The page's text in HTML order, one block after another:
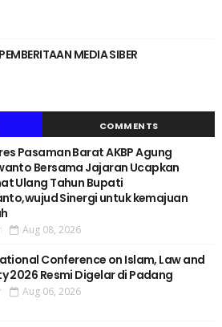
MEDIA SIBER
COMMENTS
Pasaman Barat AKBP Agung
Bersama Jajaran Ucapkan
Ulang Tahun Bupati
Sinergi untuk kemajuan
Aug 08, 2026
Conference on Islam, Law and
2026 Resmi Digelar di Padang
Aug 06, 2026